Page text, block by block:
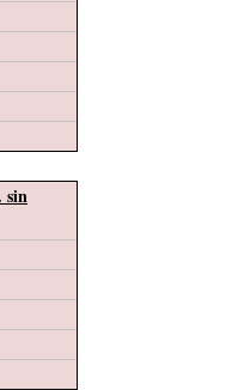
sin